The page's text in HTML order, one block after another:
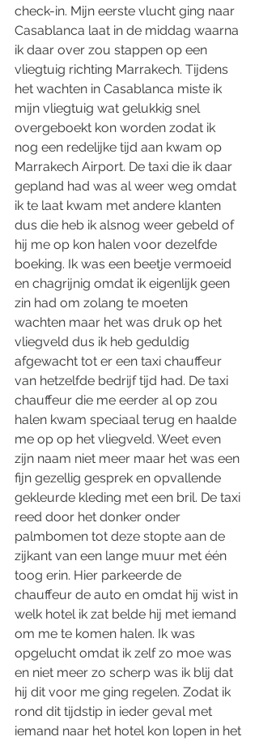
check-in. Mijn eerste vlucht ging naar
Casablanca laat in de middag waarna
ik daar over zou stappen op een
vliegtuig richting Marrakech. Tijdens
het wachten in Casablanca miste ik
mijn vliegtuig wat gelukkig snel
overgeboekt kon worden zodat ik
nog een redelijke tijd aan kwam op
Marrakech Airport. De taxi die ik daar
gepland had was al weer weg omdat
ik te laat kwam met andere klanten
dus die heb ik alsnog weer gebeld of
hij me op kon halen voor dezelfde
boeking. Ik was een beetje vermoeid
en chagrijnig omdat ik eigenlijk geen
zin had om zolang te moeten
wachten maar het was druk op het
vliegveld dus ik heb geduldig
afgewacht tot er een taxi chauffeur
van hetzelfde bedrijf tijd had. De taxi
chauffeur die me eerder al op zou
halen kwam speciaal terug en haalde
me op op het vliegveld. Weet even
zijn naam niet meer maar het was een
fijn gezellig gesprek en opvallende
gekleurde kleding met een bril. De taxi
reed door het donker onder
palmbomen tot deze stopte aan de
zijkant van een lange muur met één
toog erin. Hier parkeerde de
chauffeur de auto en omdat hij wist in
welk hotel ik zat belde hij met iemand
om me te komen halen. Ik was
opgelucht omdat ik zelf zo moe was
en niet meer zo scherp was ik blij dat
hij dit voor me ging regelen. Zodat ik
rond dit tijdstip in ieder geval met
iemand naar het hotel kon lopen in het